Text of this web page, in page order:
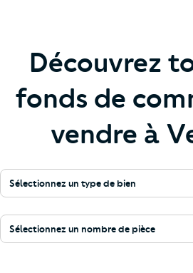
Découvrez
fonds de
vendre à
Sélectionnez un type de bien
Sélectionnez un nombre de pièce